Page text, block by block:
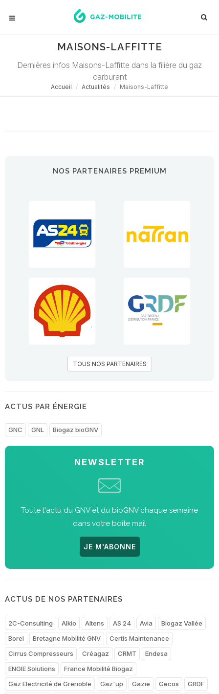
MAISONS-LAFFITTE
Dernières infos Maisons-Laffitte dans la filière du gaz
carburant
Accueil Actualités Maisons-Laffitte
NOS PARTENAIRES PREMIUM
TOUS NOS PARTENAIRES
ACTUS PAR ÉNERGIE
GNC GNL Biogaz bioGNV
NEWSLETTER
Toute l'actu du GNV et du bioGNV chaque semaine
dans votre boite mail
JE M'ABONNE
ACTUS DE NOS PARTENAIRES
2C-Consulting Alkio Altens AS 24 Avia
Biogaz Vallée
Borel
Bretagne Mobilité GNV
Certis Maintenance
Cirrus Compresseurs
Créagaz CRMT
Endesa
ENGIE Solutions
France Mobilité Biogaz
Gaz Electricité de Grenoble
Gaz'up Gazie Gecos
GRDF